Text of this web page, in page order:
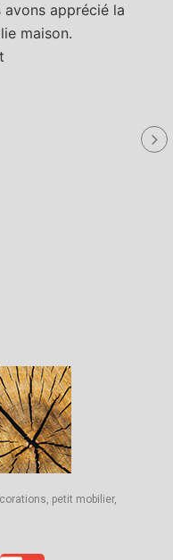
apprécié la
maison.
petit mobilier,